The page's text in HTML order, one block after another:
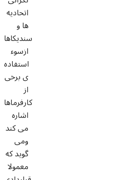
اتحادیه
ها و
سندیکاها
ازسوء
استفاده
ی برخی
از
کارفرماها
اشاره
می کند
ومی
گوید که
معمولا